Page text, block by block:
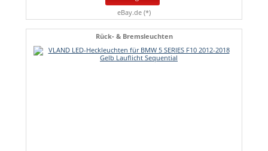
eBay.de (*)
Rück- & Bremsleuchten